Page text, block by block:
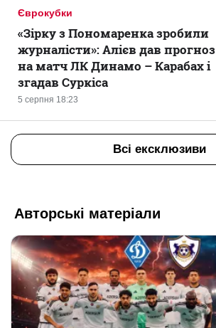
Єврокубки
5 серпня 18:23
«Зірку з Пономаренка зробили
журналісти»: Алієв дав прогноз
на матч ЛК Динамо – Карабах і
згадав Суркіса
Всі ексклюзиви
Авторські матеріали